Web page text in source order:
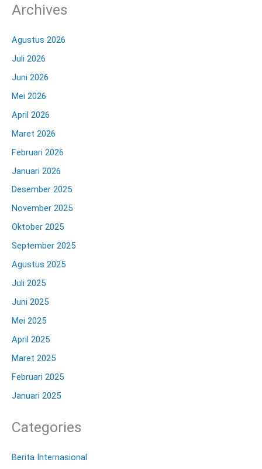
Archives
Agustus 2026
Juli 2026
Juni 2026
Mei 2026
April 2026
Maret 2026
Februari 2026
Januari 2026
Desember 2025
November 2025
Oktober 2025
September 2025
Agustus 2025
Juli 2025
Juni 2025
Mei 2025
April 2025
Maret 2025
Februari 2025
Januari 2025
Categories
Berita Internasional